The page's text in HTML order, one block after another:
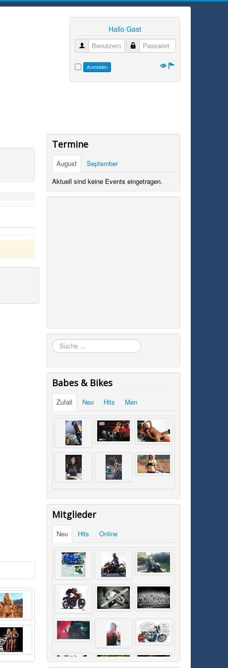
Hallo Gast
Benutzername
Passwort
Anmelden
FSK0
Termine
August
September
Aktuell sind keine Events eingetragen.
Suchen
Babes & Bikes
Zufall Neu Hits Men
Mitglieder
Neu Hits Online